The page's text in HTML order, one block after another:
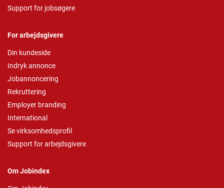
Support for jobsøgere
For arbejdsgivere
Din kundeside
Indryk annonce
Jobannoncering
Rekruttering
Employer branding
International
Se virksomhedsprofil
Support for arbejdsgivere
Om Jobindex